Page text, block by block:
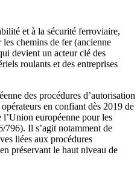
et à la sécurité ferroviaire,
chemins de fer (ancienne
devient un acteur clé des
roulants et des entreprises
des procédures d’autorisation
en confiant dès 2019 de
européenne pour les
796). Il s’agit notamment de
liées aux procédures
préservant le haut niveau de